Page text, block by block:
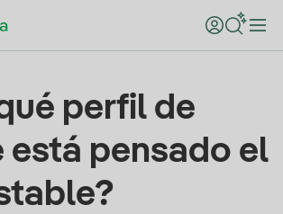
perfil de
está pensado el